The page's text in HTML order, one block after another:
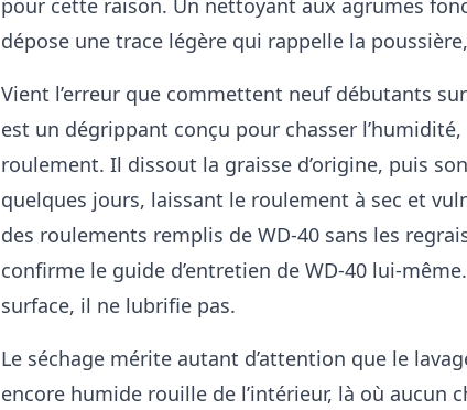
pour cette raison. Un nettoyant aux agrumes
dépose une trace légère qui rappelle la
Vient l’erreur que commettent neuf débutants
est un dégrippant conçu pour chasser
roulement. Il dissout la graisse d’origine, puis
quelques jours, laissant le roulement à sec et
des roulements remplis de WD-40 sans les
confirme le guide d’entretien de WD-40 lui-
surface, il ne lubrifie pas.
Le séchage mérite autant d’attention que le
encore humide rouille de l’intérieur, là où aucun